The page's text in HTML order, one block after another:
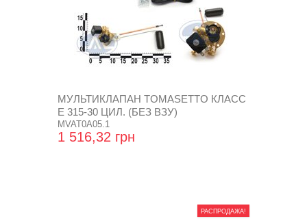
МУЛЬТИКЛАПАН TOMASETTO КЛАСС
Е 315-30 ЦИЛ. (БЕЗ ВЗУ)
MVAT0A05.1
1 516,32 грн
РАСПРОДАЖА!